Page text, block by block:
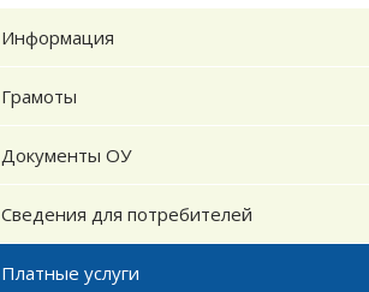
Информация
Грамоты
Документы ОУ
Сведения для потребителей
Платные услуги